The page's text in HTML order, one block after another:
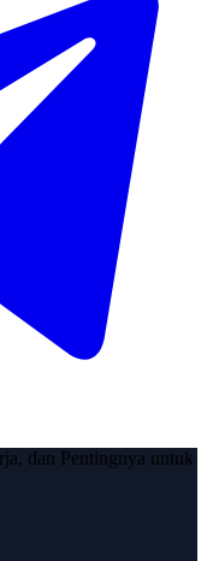
dan Pentingnya untuk